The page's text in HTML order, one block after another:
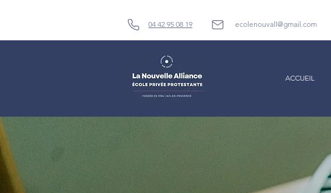
04 42 95 08 19 ecolenouvall@gmail.com
ACCUEIL